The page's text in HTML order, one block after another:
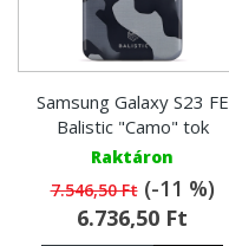
Samsung Galaxy S23 FE
Balistic "Camo" tok
Raktáron
7.546,50 Ft(-11 %)
6.736,50 Ft